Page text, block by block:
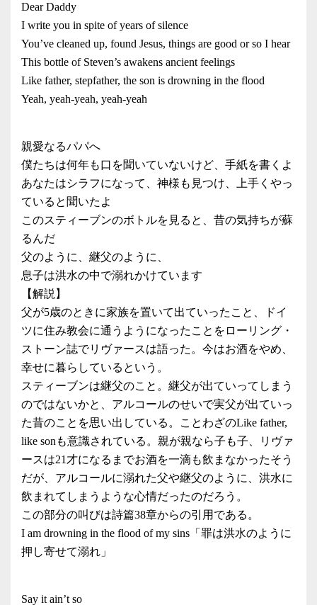
Dear Daddy
I write you in spite of years of silence
You’ve cleaned up, found Jesus, things are good or so I hear
This bottle of Steven’s awakens ancient feelings
Like father, stepfather, the son is drowning in the flood
Yeah, yeah-yeah, yeah-yeah
親愛なるパパへ
僕たちは何年も口を聞いていないけど、手紙を書くよ
あなたはシラフになって、神様も見つけ、上手くやっ
ていると聞いたよ
このスティーブンのボトルを見ると、昔の気持ちが蘇
るんだ
父のように、継父のように、
息子は洪水の中で溺れかけています
【解説】
父が5歳のときに家族を置いて出ていったこと、ドイ
ツに住み教会に通うようになったことをローリング・
ストーン誌でリヴァースは語った。今はお酒をやめ、
幸せに暮らしているという。
スティーブンは継父のこと。継父が出ていってしまう
のではないかと、アルコールのせいで実父が出ていっ
た昔のことを思い出している。ことわざのLike father,
like sonも意識されている。親が親なら子も子、リヴァ
ースは21才になるまでお酒を一滴も飲まなかったそう
だが、アルコールに溺れた父や継父のように、洪水に
飲まれてしまうような心情だったのだろう。
この部分の叫びは詩篇38章からの引用である。
I am drowning in the flood of my sins「罪は洪水のように
押し寄せて溺れ」
Say it ain’t so